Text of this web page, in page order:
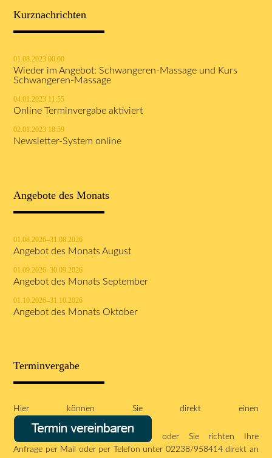
Kurznachrichten
01.08.2023 00:00
Wieder im Angebot: Schwangeren-Massage und Kurs
Schwangeren-Massage
04.01.2023 11:55
Online Terminvergabe aktiviert
02.01.2023 18:59
Newsletter-System online
Angebote des Monats
01.08.2026–31.08.2026
Angebot des Monats August
01.09.2026–30.09.2026
Angebot des Monats September
01.10.2026–31.10.2026
Angebot des Monats Oktober
Terminvergabe
Hier können Sie direkt einen
oder Sie richten Ihre
Anfrage per Mail oder per Telefon unter 02238/958414 direkt an